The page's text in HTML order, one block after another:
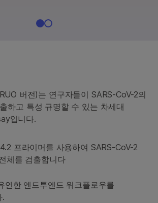
버전)는 연구자들이 SARS-CoV-2의
하고 특성 규명할 수 있는 차세대
입니다.
프라이머를 사용하여 SARS-CoV-2
체를 검출합니다
연한 엔드투엔드 워크플로우를
.